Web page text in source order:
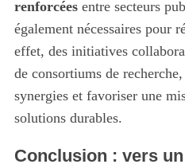
renforcéesentre secteurs
également nécessaires pour
effet, des initiatives
de consortiums de
synergies et favoriser une
solutions durables.
Conclusion : vers